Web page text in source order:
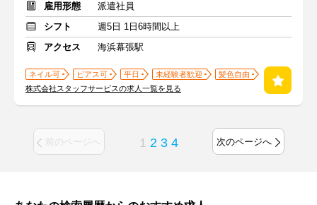
雇用形態
派遣社員
シフト
週5日 1日6時間以上
アクセス
海浜幕張駅
ネイル可 ピアス可 平日 未経験者歓迎
髪色自由
株式会社スタッフサービスの求人一覧を見る
前のページへ 1 2 3 4 次のページへ